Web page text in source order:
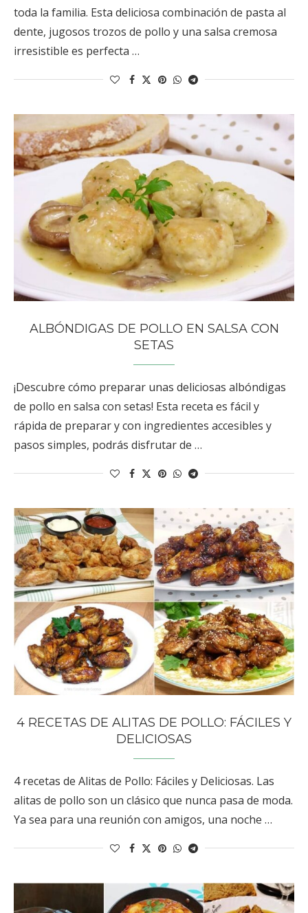
toda la familia. Esta deliciosa combinación de pasta al
dente, jugosos trozos de pollo y una salsa cremosa
irresistible es perfecta …
ALBÓNDIGAS DE POLLO EN SALSA CON
SETAS
¡Descubre cómo preparar unas deliciosas albóndigas
de pollo en salsa con setas! Esta receta es fácil y
rápida de preparar y con ingredientes accesibles y
pasos simples, podrás disfrutar de …
4 RECETAS DE ALITAS DE POLLO: FÁCILES Y
DELICIOSAS
4 recetas de Alitas de Pollo: Fáciles y Deliciosas. Las
alitas de pollo son un clásico que nunca pasa de moda.
Ya sea para una reunión con amigos, una noche …